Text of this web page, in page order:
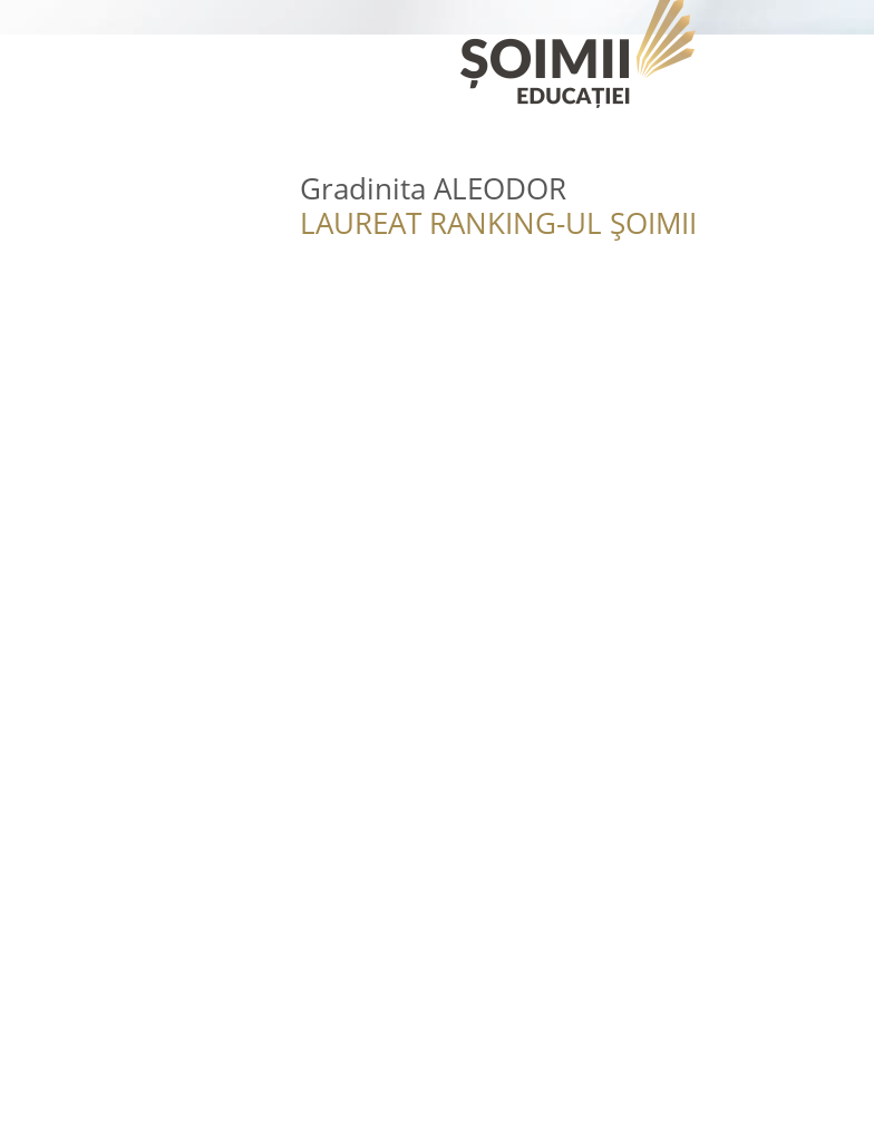
Gradinita ALEODOR
LAUREAT RANKING-UL ȘOIMII